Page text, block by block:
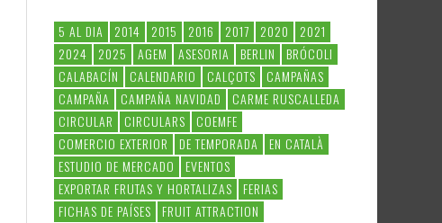
5 AL DIA 2014 2015 2016 2017 2020
2021
2024
2025 AGEM ASESORIA BERLIN
BRÓCOLI
CALABACÍN
CALENDARIO CALÇOTS
CAMPAÑAS
CAMPAÑA
CAMPAÑA NAVIDAD
CARME RUSCALLEDA
CIRCULAR
CIRCULARS
COEMFE
COMERCIO EXTERIOR
DE TEMPORADA
EN CATALÀ
ESTUDIO DE MERCADO
EVENTOS
EXPORTAR FRUTAS Y HORTALIZAS
FERIAS
FICHAS DE PAÍSES
FRUIT ATTRACTION